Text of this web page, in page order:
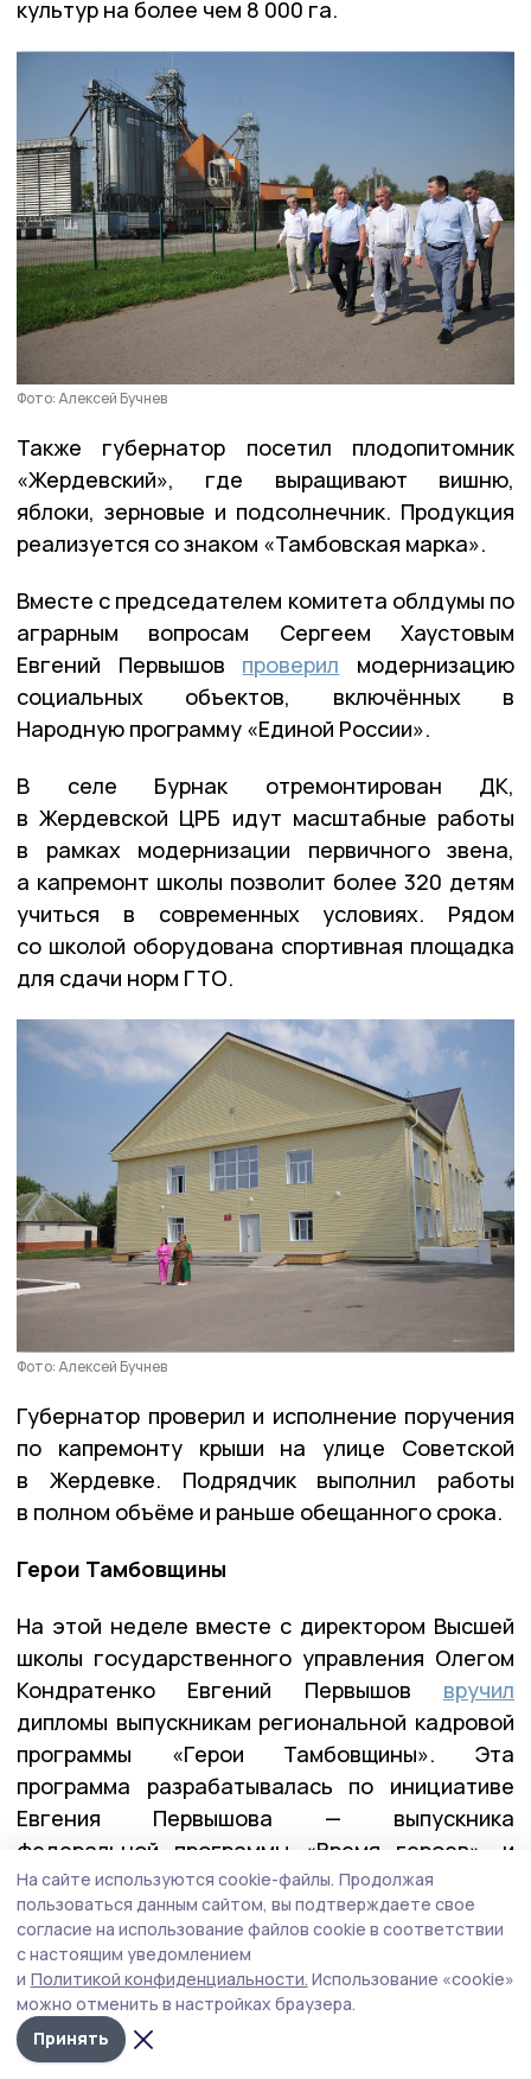
культур на более чем 8 000 га.
Фото: Алексей Бучнев
Также губернатор посетил плодопитомник
«Жердевский», где выращивают вишню,
яблоки, зерновые и подсолнечник. Продукция
реализуется со знаком «Тамбовская марка».
Вместе с председателем комитета облдумы по
аграрным вопросам Сергеем Хаустовым
Евгений Первышов проверил модернизацию
социальных объектов, включённых в
Народную программу «Единой России».
В селе Бурнак отремонтирован ДК,
в Жердевской ЦРБ идут масштабные работы
в рамках модернизации первичного звена,
а капремонт школы позволит более 320 детям
учиться в современных условиях. Рядом
со школой оборудована спортивная площадка
для сдачи норм ГТО.
Фото: Алексей Бучнев
Губернатор проверил и исполнение поручения
по капремонту крыши на улице Советской
в Жердевке. Подрядчик выполнил работы
в полном объёме и раньше обещанного срока.
Герои Тамбовщины
На этой неделе вместе с директором Высшей
школы государственного управления Олегом
Кондратенко Евгений Первышов вручил
дипломы выпускникам региональной кадровой
программы «Герои Тамбовщины». Эта
программа разрабатывалась по инициативе
Евгения Первышова — выпускника
федеральной программы «Время героев», и
реализовывалась вместе с его коллегами по
программе — Алексеем Кондратьевым и
Константином Кутейниковым. Заявку в
программу подали почти 400 участников и
ветеранов СВО. После всех вступительных
испытаний участниками первого потока стали
На сайте используются cookie-файлы. Продолжая
пользоваться данным сайтом, вы подтверждаете свое
согласие на использование файлов cookie в соответствии
с настоящим уведомлением
и Политикой конфиденциальности. Использование «cookie»
можно отменить в настройках браузера.
Принять